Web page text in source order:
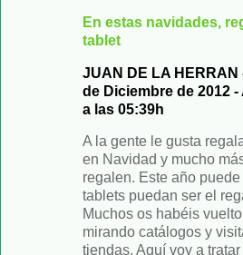
En estas navidades,
tablet
JUAN DE LA HERRAN
de Diciembre de 2012
a las 05:39h
A la gente le gusta
en Navidad y mucho
regalen. Este año
tablets puedan ser el
Muchos os habéis
mirando catálogos y
tiendas. Aquí voy a